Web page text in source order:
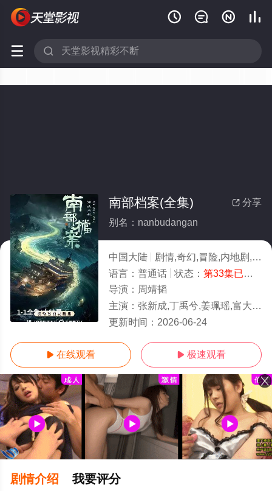
   
 
1-1全集/大结局
 分享
南部档案(全集)
别名：nanbudangan
中国大陆
剧情,奇幻,冒险,内地剧,内地
语言： 普通话 状态： 第33集已完结
导演： 周靖韬
主演： 张新成,丁禹兮,姜珮瑶,富大龙,刘令姿,张宸逍,李欢,姜卓君,徐正溪,韩栋,季肖冰,徐振轩,程相,应灏铭,曲高位,
更新时间： 2026-06-24
 在线观看  极速观看
剧情介绍 我要评分